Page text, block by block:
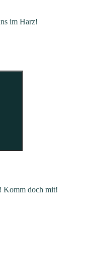
im Harz!
Komm doch mit!